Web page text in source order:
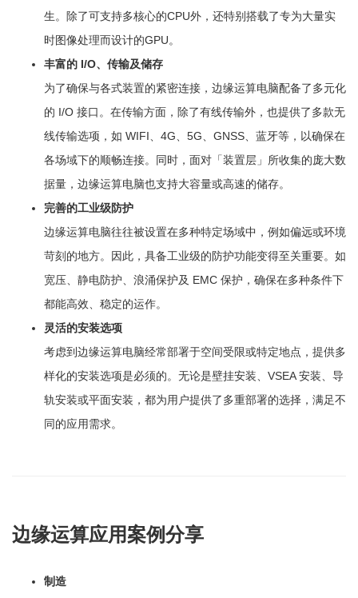
生。除了可支持多核心的CPU外，还特别搭载了专为大量实
时图像处理而设计的GPU。
丰富的 I/O、传输及储存
为了确保与各式装置的紧密连接，边缘运算电脑配备了多元化
的 I/O 接口。在传输方面，除了有线传输外，也提供了多款无
线传输选项，如 WIFI、4G、5G、GNSS、蓝牙等，以确保在
各场域下的顺畅连接。同时，面对「装置层」所收集的庞大数
据量，边缘运算电脑也支持大容量或高速的储存。
完善的工业级防护
边缘运算电脑往往被设置在多种特定场域中，例如偏远或环境
苛刻的地方。因此，具备工业级的防护功能变得至关重要。如
宽压、静电防护、浪涌保护及 EMC 保护，确保在多种条件下
都能高效、稳定的运作。
灵活的安装选项
考虑到边缘运算电脑经常部署于空间受限或特定地点，提供多
样化的安装选项是必须的。无论是壁挂安装、VSEA 安装、导
轨安装或平面安装，都为用户提供了多重部署的选择，满足不
同的应用需求。
边缘运算应用案例分享
制造